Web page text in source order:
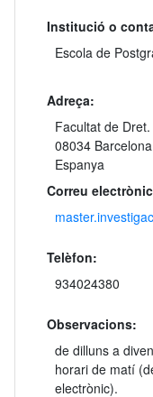
Institució o
Escola de
Adreça:
Facultat de
08034 Barcelona
Espanya
Correu
Telèfon:
934024380
Observacions:
de dilluns a
horari de matí
electrònic).